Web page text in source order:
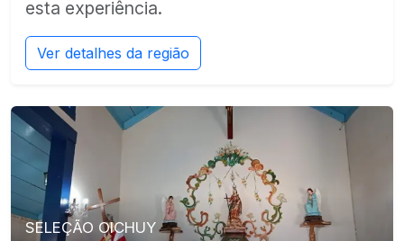
esta experiência.
Ver detalhes da região
SELEÇÃO OICHUY